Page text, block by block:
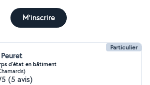
M'inscrire
Particulier
d'état en bâtiment
(5 avis)